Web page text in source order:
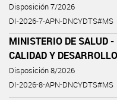
Disposición 7/2026
DI-2026-7-APN-DNCYDTS#MS
MINISTERIO DE SALUD
CALIDAD Y
Disposición 8/2026
DI-2026-8-APN-DNCYDTS#MS